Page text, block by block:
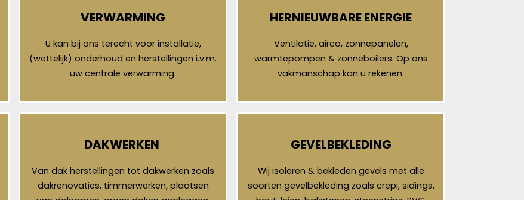
VERWARMING
U kan bij ons terecht voor installatie,
(wettelijk) onderhoud en herstellingen i.v.m.
uw centrale verwarming.
HERNIEUWBARE ENERGIE
Ventilatie, airco, zonnepanelen,
warmtepompen & zonneboilers. Op ons
vakmanschap kan u rekenen.
DAKWERKEN
Van dak herstellingen tot dakwerken zoals
dakrenovaties, timmerwerken, plaatsen
GEVELBEKLEDING
Wij isoleren & bekleden gevels met alle
soorten gevelbekleding zoals crepi, sidings,